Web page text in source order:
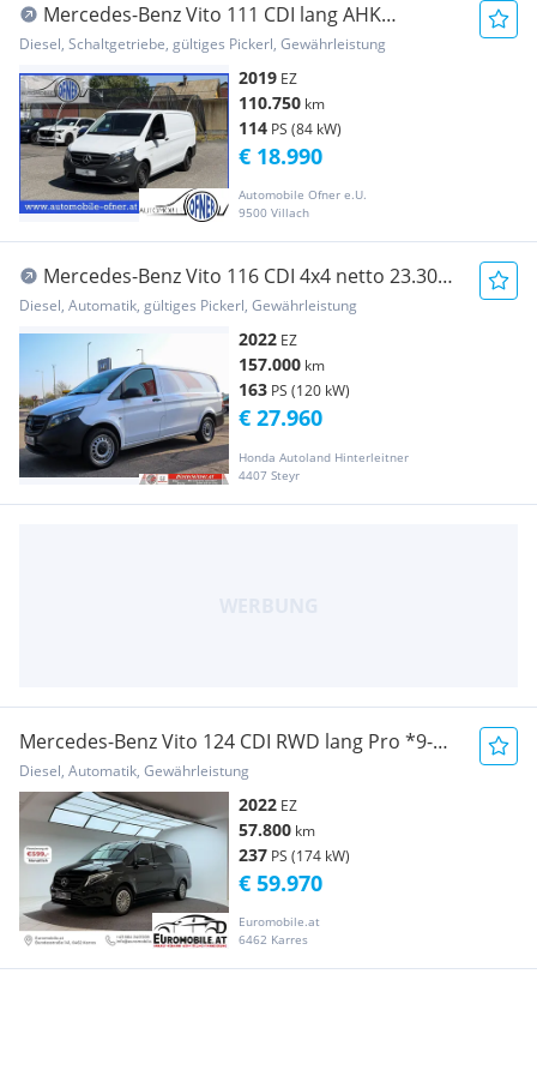
Mercedes-Benz Vito 111 CDI lang AHK
Sitzheizung Holzboden MwS... Transporter /
Kastenwagen
Diesel, Schaltgetriebe, gültiges Pickerl, Gewährleistung
2019 EZ
110.750 km
114 PS (84 kW)
Automobile Ofner e.U.
9500 Villach
€ 18.990
Mercedes-Benz Vito 116 CDI 4x4 netto 23.300.-
SERVICE NEU Transporter / Kastenwagen
Diesel, Automatik, gültiges Pickerl, Gewährleistung
2022 EZ
157.000 km
163 PS (120 kW)
Honda Autoland Hinterleitner
4407 Steyr
€ 27.960
Mercedes-Benz Vito 124 CDI RWD lang Pro *9-
SITZER*RFK*LED*NAVI* Transporter /
Kastenwagen
Diesel, Automatik, Gewährleistung
2022 EZ
57.800 km
237 PS (174 kW)
Euromobile.at
6462 Karres
€ 59.970